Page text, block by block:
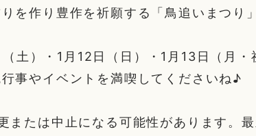
を作り豊作を祈願する「鳥追いまつり
土）・1月12日（日）・1月13日（月
事やイベントを満喫してくださいね♪
または中止になる可能性があります。最